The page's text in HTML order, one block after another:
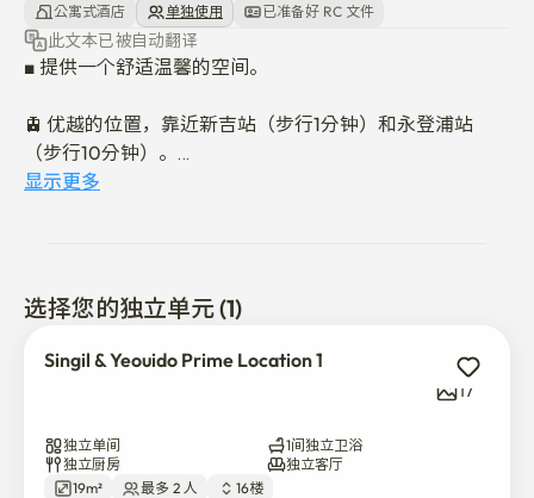
公寓式酒店 单独使用 已准备好 RC 文件
此文本已被自动翻译
■ 提供一个舒适温馨的空间。
🚊 优越的位置，靠近新吉站（步行1分钟）和永登浦站
（步行10分钟）。
二人世界（咖啡店）、便利店、投币洗衣店、水果店、韩
国小吃吧、韩国餐厅、手工比萨与啤酒酒吧
分钟），永登浦公园（5分钟）
显示更多
选择您的独立单元 (1)
Singil & Yeouido Prime Location 1
17
独立单间
1间独立卫浴
独立厨房
独立客厅
19m²
最多 2 人 16楼